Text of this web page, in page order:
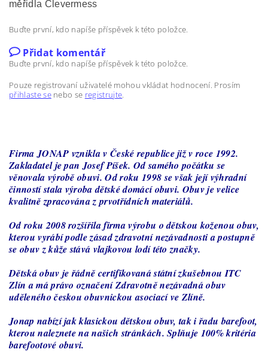
měřidla Clevermess
Buďte první, kdo napíše příspěvek k této položce.
Přidat komentář
Buďte první, kdo napíše příspěvek k této položce.
Pouze registrovaní uživatelé mohou vkládat hodnocení. Prosím
přihlaste senebo se registrujte.
Firma JONAP vznikla v České republice již v roce 1992.
Zakladatel je pan Josef Píšek. Od samého počátku se
věnovala výrobě obuvi. Od roku 1998 se však její výhradní
činností stala výroba dětské domácí obuvi. Obuv je velice
kvalitně zpracována z prvotřídních materiálů.
Od roku 2008 rozšířila firma výrobu o dětskou koženou obuv,
kterou vyrábí podle zásad zdravotní nezávadnosti a postupně
se obuv z kůže stává vlajkovou lodí této značky.
Dětská obuv je řádně certifikovaná státní zkušebnou ITC
Zlín a má právo označení Zdravotně nezávadná obuv
uděleného českou obuvnickou asociací ve Zlíně.
Jonap nabízí jak klasickou dětskou obuv, tak i řadu barefoot,
kterou naleznete na našich stránkách. Splňuje 100% kritéria
barefootové obuvi.